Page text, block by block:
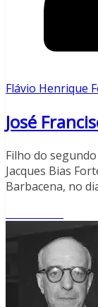
Flávio Henrique
José
Filho do
Jacques Bias
Barbacena, no